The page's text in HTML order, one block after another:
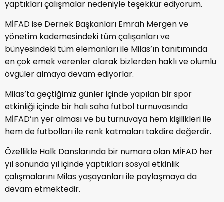
yaptıkları çalışmalar nedeniyle teşekkür ediyorum.
MİFAD ise Dernek Başkanları Emrah Mergen ve
yönetim kademesindeki tüm çalışanları ve
bünyesindeki tüm elemanları ile Milas’ın tanıtımında
en çok emek verenler olarak bizlerden haklı ve olumlu
övgüler almaya devam ediyorlar.
Milas’ta geçtiğimiz günler içinde yapılan bir spor
etkinliği içinde bir halı saha futbol turnuvasında
MİFAD’ın yer alması ve bu turnuvaya hem kişilikleri ile
hem de futbolları ile renk katmaları takdire değerdir.
Özellikle Halk Danslarında bir numara olan MİFAD her
yıl sonunda yıl içinde yaptıkları sosyal etkinlik
çalışmalarını Milas yaşayanları ile paylaşmaya da
devam etmektedir.